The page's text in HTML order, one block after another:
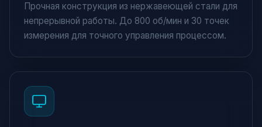
Прочная конструкция из нержавеющей стали для
непрерывной работы. До 800 об/мин и 30 точек
измерения для точного управления процессом.